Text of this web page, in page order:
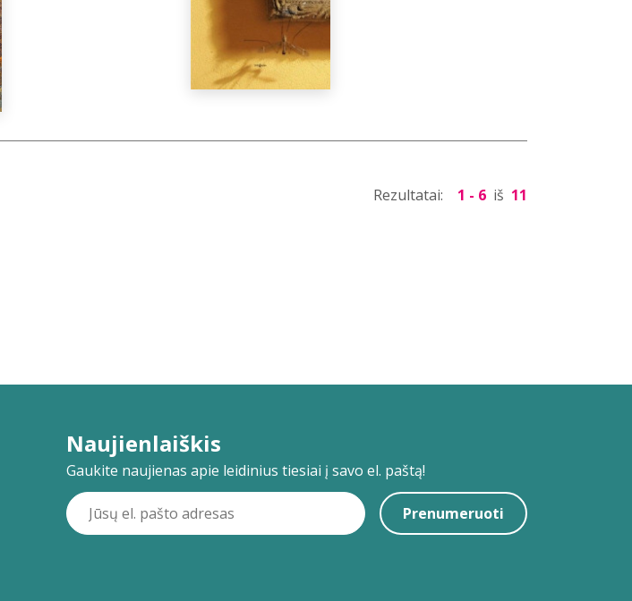
Rezultatai: 1 - 6 iš 11
Naujienlaiškis
Gaukite naujienas apie leidinius tiesiai į savo el. paštą!
Prenumeruoti